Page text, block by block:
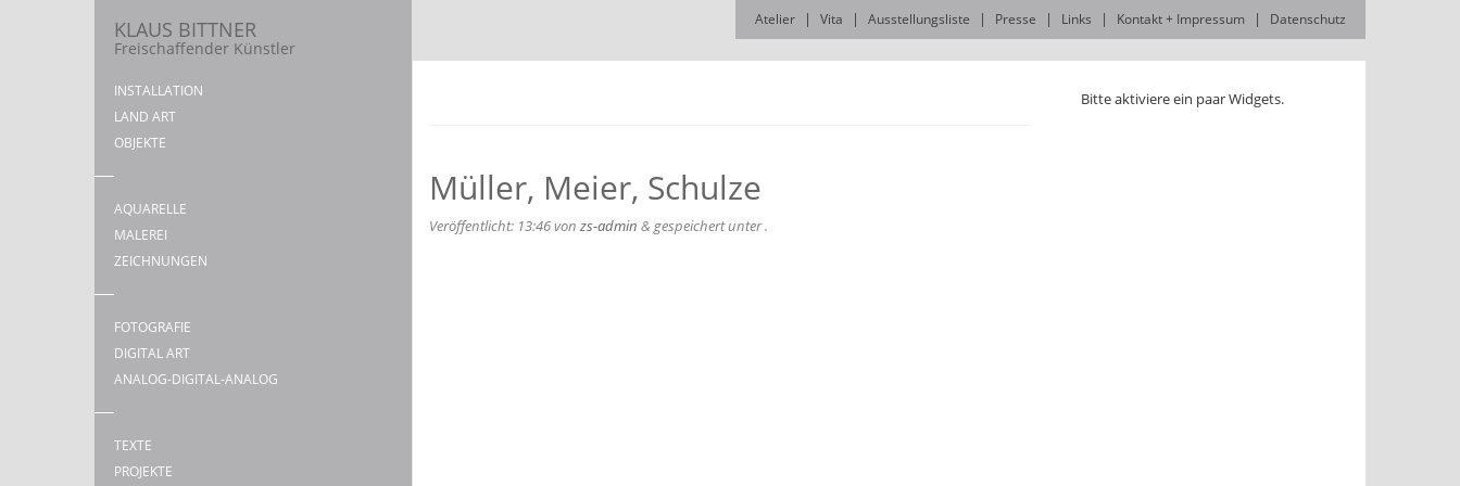
Atelier Vita Ausstellungsliste Presse Links Kontakt + Impressum Datenschutz
KLAUS BITTNER
Freischaffender Künstler
INSTALLATION
LAND ART
OBJEKTE
AQUARELLE
MALEREI
ZEICHNUNGEN
FOTOGRAFIE
DIGITAL ART
ANALOG-DIGITAL-ANALOG
TEXTE
PROJEKTE
Müller, Meier, Schulze
Veröffentlicht: 13:46von zs-admin & gespeichert unter .
Bitte aktiviere ein paar Widgets.